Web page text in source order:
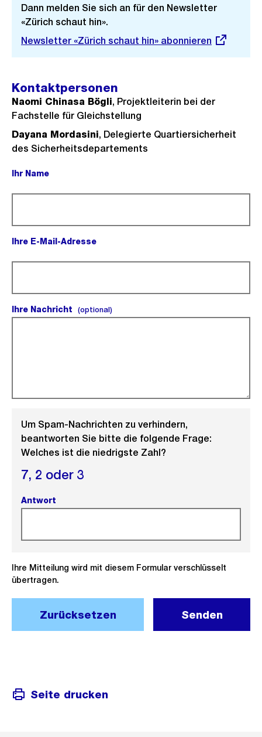
Dann melden Sie sich an für den Newsletter
«Zürich schaut hin».
Externer
Link:
Newsletter «Zürich schaut hin» abonnieren
Kontaktpersonen
Naomi Chinasa Bögli, Projektleiterin bei der
Fachstelle für Gleichstellung
Dayana Mordasini, Delegierte Quartiersicherheit
des Sicherheitsdepartements
Ihr Name
Ihre E-Mail-Adresse
Ihre Nachricht (optional)(optional).
Um Spam-Nachrichten zu verhindern,
beantworten Sie bitte die folgende Frage:
Welches ist die niedrigste Zahl?
7, 2 oder 3
Antwort
Ihre Mitteilung wird mit diesem Formular verschlüsselt
übertragen.
Zurücksetzen Senden
Seite drucken